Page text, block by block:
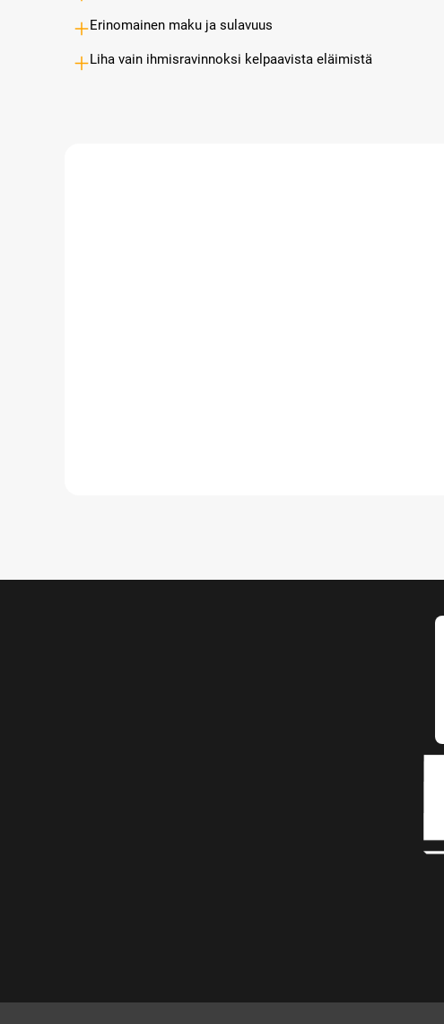
Erinomainen maku ja sulavuus
Liha vain ihmisravinnoksi kelpaavista eläimistä